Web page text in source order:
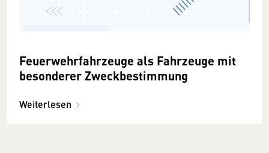
Feuerwehrfahrzeuge als Fahrzeuge mit
besonderer Zweckbestimmung
Weiterlesen